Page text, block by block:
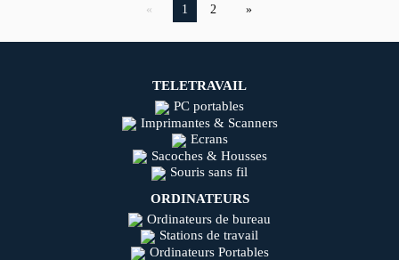
1 2
TELETRAVAIL
PC portables
Imprimantes & Scanners
Ecrans
Sacoches & Housses
Souris sans fil
ORDINATEURS
Ordinateurs de bureau
Stations de travail
Ordinateurs Portables